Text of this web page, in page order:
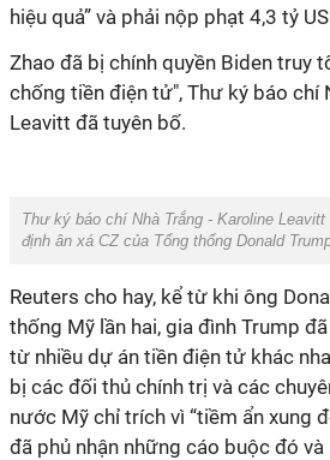
hiệu quả” và phải nộp phạt 4,3 tỷ
Zhao đã bị chính quyền Biden truy
chống tiền điện tử", Thư ký báo chí
Leavitt đã tuyên bố.
Thư ký báo chí Nhà Trắng - Karoline
định ân xá CZ của Tổng thống Donald
Reuters cho hay, kể từ khi ông
thống Mỹ lần hai, gia đình Trump
từ nhiều dự án tiền điện tử khác
bị các đối thủ chính trị và các
nước Mỹ chỉ trích vì “tiềm ẩn xung
đã phủ nhận những cáo buộc đó